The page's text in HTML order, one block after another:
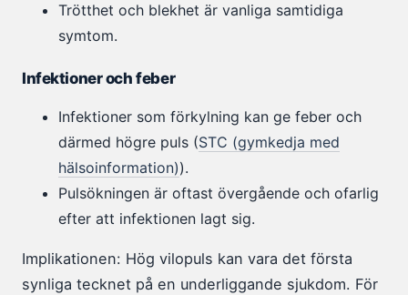
Trötthet och blekhet är vanliga samtidiga
symtom.
Infektioner och feber
Infektioner som förkylning kan ge feber och
därmed högre puls (STC (gymkedja med
hälsoinformation)).
Pulsökningen är oftast övergående och ofarlig
efter att infektionen lagt sig.
Implikationen: Hög vilopuls kan vara det första
synliga tecknet på en underliggande sjukdom. För